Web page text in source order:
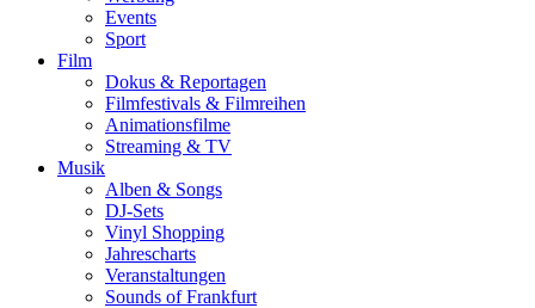
Events
Sport
Film
Dokus & Reportagen
Filmfestivals & Filmreihen
Animationsfilme
Streaming & TV
Musik
Alben & Songs
DJ-Sets
Vinyl Shopping
Jahrescharts
Veranstaltungen
Sounds of Frankfurt